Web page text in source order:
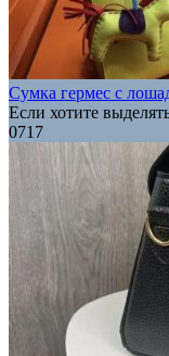
Сумка гермес с
Если хотите
0717